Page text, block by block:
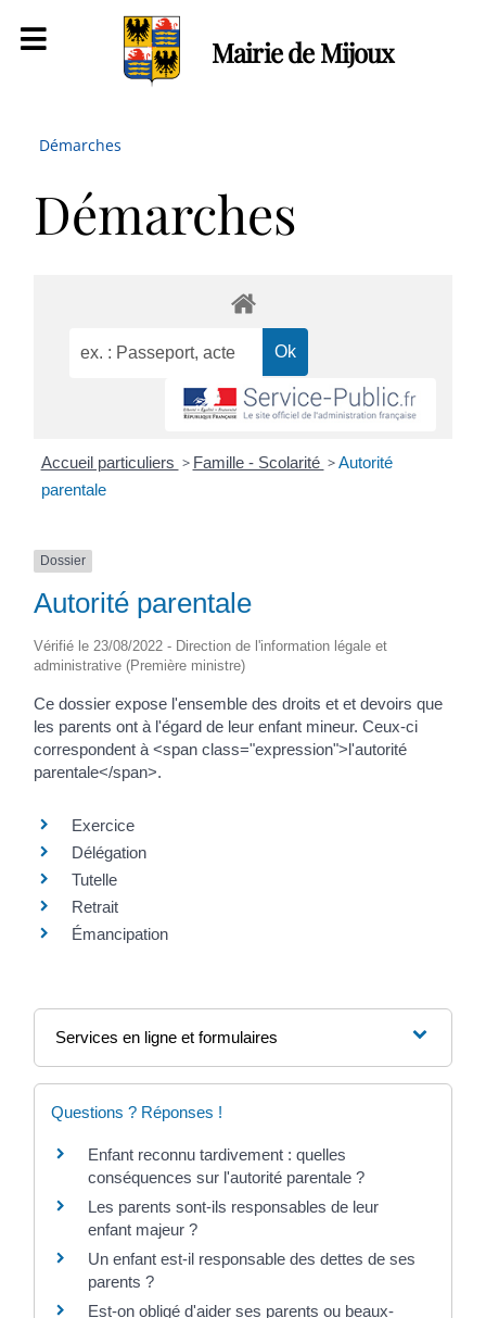
Mairie de Mijoux
Démarches
Démarches
Accueil particuliers > Famille - Scolarité > Autorité
parentale
Dossier
Autorité parentale
Vérifié le 23/08/2022 - Direction de l'information légale et
administrative (Première ministre)
Ce dossier expose l'ensemble des droits et et devoirs que
les parents ont à l'égard de leur enfant mineur. Ceux-ci
correspondent à <span class="expression">l'autorité
parentale</span>.
Exercice
Délégation
Tutelle
Retrait
Émancipation
Services en ligne et formulaires
Questions ? Réponses !
Enfant reconnu tardivement : quelles
conséquences sur l'autorité parentale ?
Les parents sont-ils responsables de leur
enfant majeur ?
Un enfant est-il responsable des dettes de ses
parents ?
Est-on obligé d'aider ses parents ou beaux-